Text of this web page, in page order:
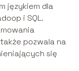
językiem dla
i SQL.
pozwala na
się